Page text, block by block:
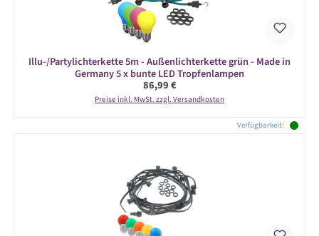
Illu-/Partylichterkette 5m - Außenlichterkette grün - Made in
Germany 5 x bunte LED Tropfenlampen
Regulärer Preis:
86,99 €
Preise inkl. MwSt. zzgl. Versandkosten
Verfügbarkeit: